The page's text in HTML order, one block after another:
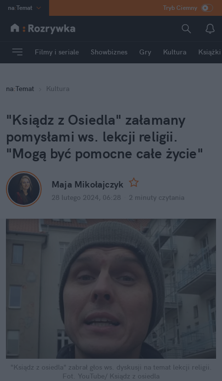
na:Temat
INN Poland
mama
Rozrywka
Tryb Ciemny
Filmy i seriale Showbiznes Gry Kultura Książki
na:Temat Kultura
"Ksiądz z Osiedla" załamany
pomysłami ws. lekcji religii.
"Mogą być pomocne całe życie"
Maja Mikołajczyk
28 lutego 2024, 06:28 2 minuty czytania
"Ksiądz z osiedla" zabrał głos ws. dyskusji na temat lekcji religii.
Fot. YouTube/ Ksiądz z osiedla